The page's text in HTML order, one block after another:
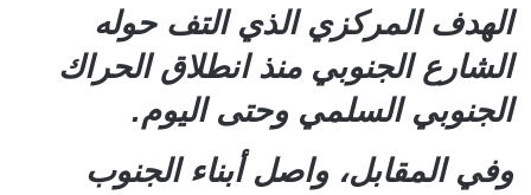
الهدف المركزي الذي التف حوله
الشارع الجنوبي منذ انطلاق الحراك
الجنوبي السلمي وحتى اليوم.
وفي المقابل، واصل أبناء الجنوب